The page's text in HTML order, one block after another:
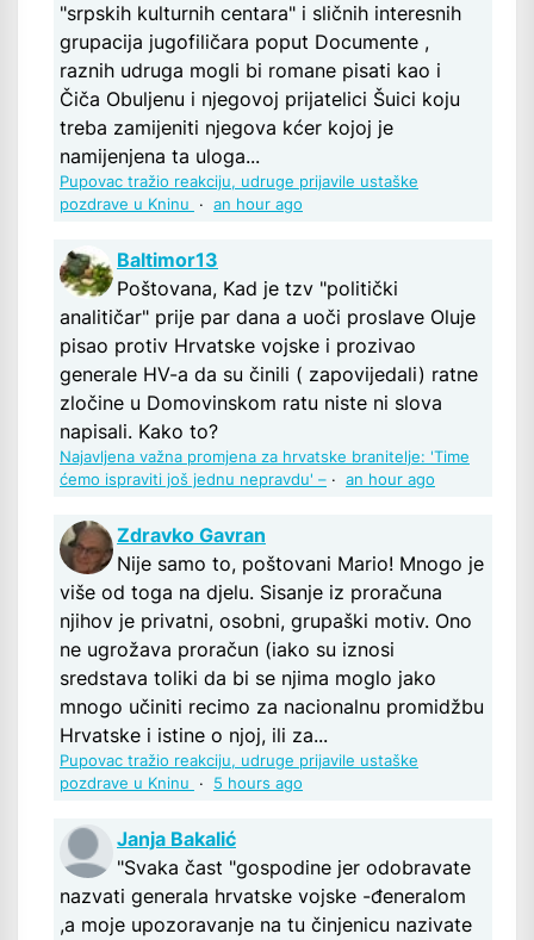
"srpskih kulturnih centara" i sličnih interesnih
grupacija jugofiličara poput Documente ,
raznih udruga mogli bi romane pisati kao i
Čiča Obuljenu i njegovoj prijatelici Šuici koju
treba zamijeniti njegova kćer kojoj je
namijenjena ta uloga...
Pupovac tražio reakciju, udruge prijavile ustaške
pozdrave u Kninu
· an hour ago
Baltimor13
Poštovana, Kad je tzv "politički
analitičar" prije par dana a uoči proslave Oluje
pisao protiv Hrvatske vojske i prozivao
generale HV-a da su činili ( zapovijedali) ratne
zločine u Domovinskom ratu niste ni slova
napisali. Kako to?
Najavljena važna promjena za hrvatske branitelje: 'Time
ćemo ispraviti još jednu nepravdu' – · an hour ago
Zdravko Gavran
Nije samo to, poštovani Mario! Mnogo je
više od toga na djelu. Sisanje iz proračuna
njihov je privatni, osobni, grupaški motiv. Ono
ne ugrožava proračun (iako su iznosi
sredstava toliki da bi se njima moglo jako
mnogo učiniti recimo za nacionalnu promidžbu
Hrvatske i istine o njoj, ili za...
Pupovac tražio reakciju, udruge prijavile ustaške
pozdrave u Kninu
· 5 hours ago
Janja Bakalić
"Svaka čast "gospodine jer odobravate
nazvati generala hrvatske vojske -đeneralom
,a moje upozoravanje na tu činjenicu nazivate